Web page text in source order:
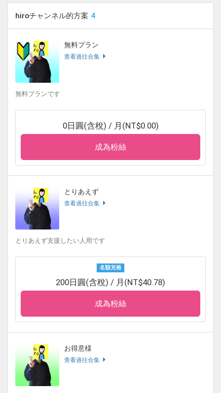
hiroチャンネル的方案 4
無料プラン
查看過往合集
無料プランです
0日圓(含稅) / 月(NT$0.00)
成為粉絲
とりあえず
查看過往合集
とりあえず支援したい人用です
名額充裕
200日圓(含稅) / 月(NT$40.78)
成為粉絲
お得意様
查看過往合集